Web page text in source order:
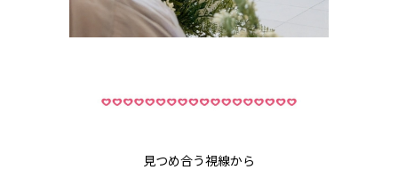
見つめ合う視線から